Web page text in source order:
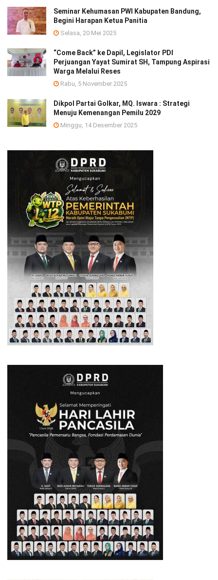
Seminar Kehumasan PWI Kabupaten Bandung,
Begini Harapan Ketua Panitia
Selasa, 20 Mei 2025
“Come Back” ke Dapil, Legislator PDI
Perjuangan Yayat Sumirat SH, Tampung Aspirasi
Warga Melalui Reses
Rabu, 5 November 2025
Dikpol Partai Golkar, MQ. Iswara : Strategi
Menuju Kemenangan Pemilu 2029
Minggu, 14 Desember 2025